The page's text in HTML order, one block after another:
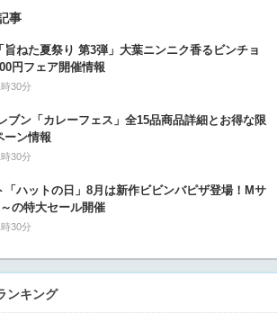
事
旨ねた夏祭り 第3弾」大葉ニンニク香るビンチョ
円フェア開催情報
30分
ブン「カレーフェス」全15品商品詳細とお得な限
ーン情報
30分
「ハットの日」8月は新作ビビンバピザ登場！Mサ
の特大セール開催
30分
ンキング